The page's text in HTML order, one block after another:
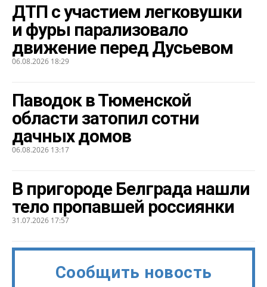
ДТП с участием легковушки
и фуры парализовало
движение перед Дусьевом
06.08.2026 18:29
Паводок в Тюменской
области затопил сотни
дачных домов
06.08.2026 13:17
В пригороде Белграда нашли
тело пропавшей россиянки
31.07.2026 17:57
Сообщить новость